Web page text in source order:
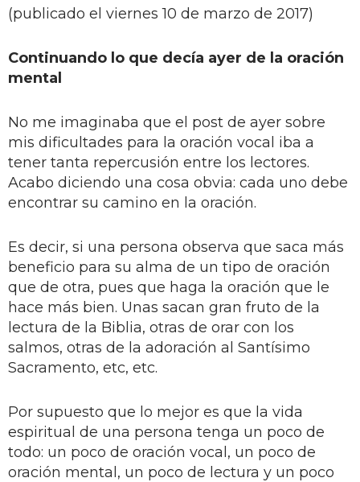
(publicado el viernes 10 de marzo de 2017)
Continuando lo que decía ayer de la oración
mental
No me imaginaba que el post de ayer sobre
mis dificultades para la oración vocal iba a
tener tanta repercusión entre los lectores.
Acabo diciendo una cosa obvia: cada uno debe
encontrar su camino en la oración.
Es decir, si una persona observa que saca más
beneficio para su alma de un tipo de oración
que de otra, pues que haga la oración que le
hace más bien. Unas sacan gran fruto de la
lectura de la Biblia, otras de orar con los
salmos, otras de la adoración al Santísimo
Sacramento, etc, etc.
Por supuesto que lo mejor es que la vida
espiritual de una persona tenga un poco de
todo: un poco de oración vocal, un poco de
oración mental, un poco de lectura y un poco